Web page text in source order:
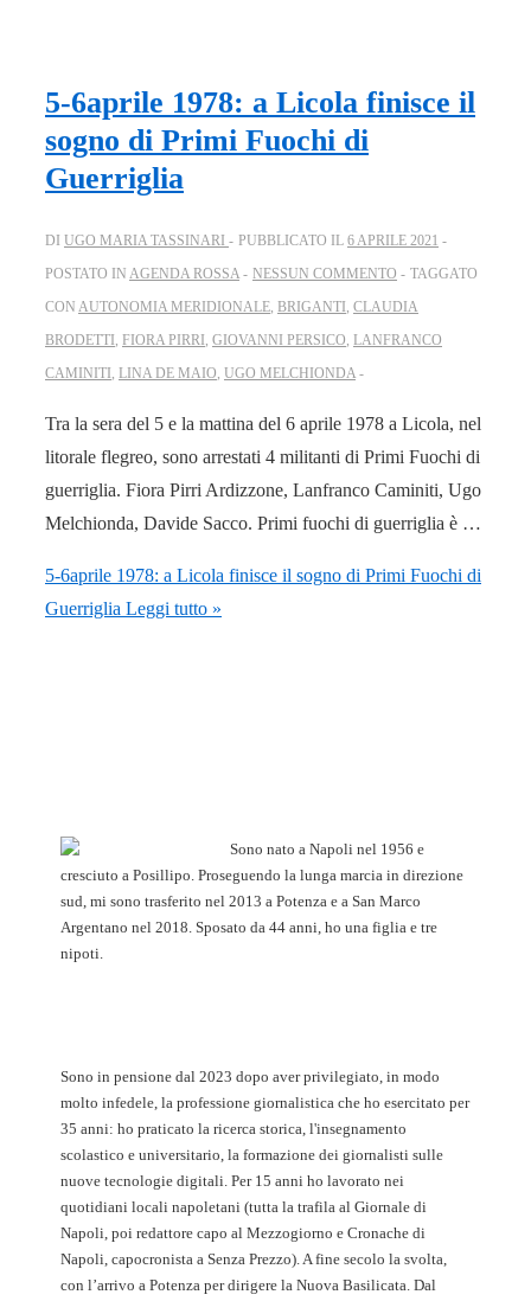
5-6aprile 1978: a Licola finisce il
sogno di Primi Fuochi di
Guerriglia
DI UGO MARIA TASSINARI PUBBLICATO IL 6 APRILE 2021
POSTATO IN AGENDA ROSSA NESSUN COMMENTO
TAGGATO
CON AUTONOMIA MERIDIONALE, BRIGANTI , CLAUDIA
BRODETTI , FIORA PIRRI , GIOVANNI PERSICO, LANFRANCO
CAMINITI , LINA DE MAIO, UGO MELCHIONDA
Tra la sera del 5 e la mattina del 6 aprile 1978 a Licola, nel
litorale flegreo, sono arrestati 4 militanti di Primi Fuochi di
guerriglia. Fiora Pirri Ardizzone, Lanfranco Caminiti, Ugo
Melchionda, Davide Sacco. Primi fuochi di guerriglia è …
5-6aprile 1978: a Licola finisce il sogno di Primi Fuochi di
Guerriglia Leggi tutto »
Sono nato a Napoli nel 1956 e
cresciuto a Posillipo. Proseguendo la lunga marcia in direzione
sud, mi sono trasferito nel 2013 a Potenza e a San Marco
Argentano nel 2018. Sposato da 44 anni, ho una figlia e tre
nipoti.
Sono in pensione dal 2023 dopo aver privilegiato, in modo
molto infedele, la professione giornalistica che ho esercitato per
35 anni: ho praticato la ricerca storica, l'insegnamento
scolastico e universitario, la formazione dei giornalisti sulle
nuove tecnologie digitali. Per 15 anni ho lavorato nei
quotidiani locali napoletani (tutta la trafila al Giornale di
Napoli, poi redattore capo al Mezzogiorno e Cronache di
Napoli, capocronista a Senza Prezzo). A fine secolo la svolta,
con l’arrivo a Potenza per dirigere la Nuova Basilicata. Dal